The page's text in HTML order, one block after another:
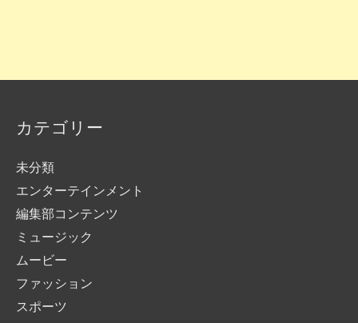
カテゴリー
未分類
エンターテインメント
編集部コンテンツ
ミュージック
ムービー
ファッション
スポーツ